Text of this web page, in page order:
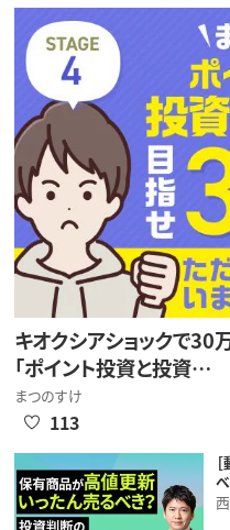
キオクシアショックで30
「ポイント投資と投資…
まつのすけ
113